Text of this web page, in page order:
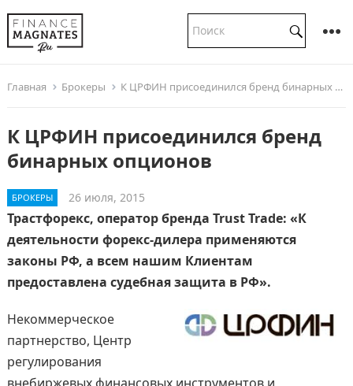
Главная Брокеры К ЦРФИН присоединился бренд бинарных опционов
К ЦРФИН присоединился бренд
бинарных опционов
БРОКЕРЫ 26 июля, 2015
Трастфорекс, оператор бренда Trust Trade: «К
деятельности форекс-дилера применяются
законы РФ, а всем нашим Клиентам
предоставлена судебная защита в РФ».
Некоммерческое
партнерство, Центр
регулирования